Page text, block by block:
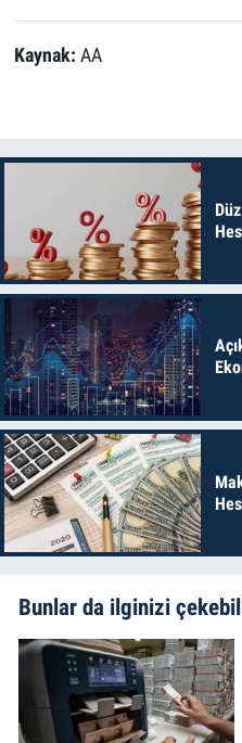
Kaynak: AA
Bunlar da ilginizi